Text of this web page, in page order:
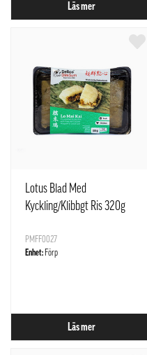
Läs mer
Lotus Blad Med
Kyckling/Klibbgt Ris 320g
PMFF0027
Enhet: Förp
Läs mer